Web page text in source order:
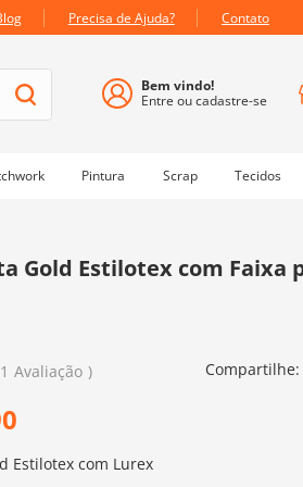
Precisa de Ajuda? Contato
Pintura Scrap Tecidos
Gold Estilotex com Faixa
1 Avaliação
Estilotex com Lurex